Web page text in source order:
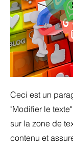
Ceci est un
"Modifier le
sur la zone de
contenu et